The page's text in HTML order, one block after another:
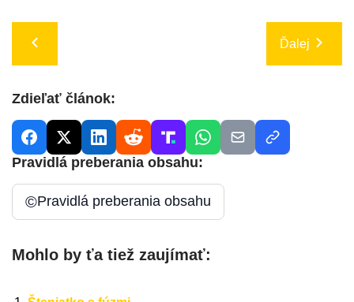
Ďalej
Zdieľať článok:
Pravidlá preberania obsahu:
©Pravidlá preberania obsahu
Mohlo by ťa tiež zaujímať: